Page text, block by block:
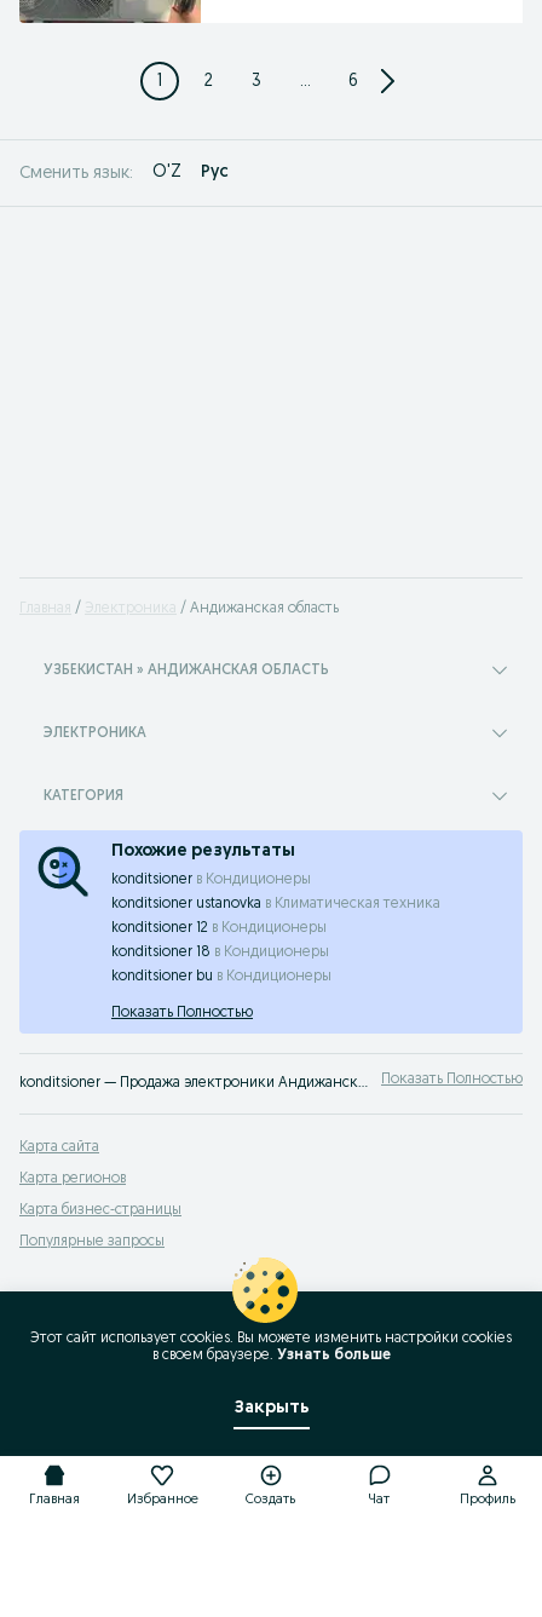
1 2 3 ... 6
Сменить язык: O'Z Рус
Главная Электроника Андижанская область
УЗБЕКИСТАН » АНДИЖАНСКАЯ ОБЛАСТЬ
ЭЛЕКТРОНИКА
КАТЕГОРИЯ
Похожие результаты
konditsioner в Кондиционеры
konditsioner ustanovka в Климатическая техника
konditsioner 12 в Кондиционеры
konditsioner 18 в Кондиционеры
konditsioner bu в Кондиционеры
Показать Полностью
konditsioner — Продажа электроники Андижанская область ✔️ Большой выбор новых и б/у смартфонов, наушников и аксессуаров по выгодным ценам ☝ Проверенные предложения на OLX.uz Показать Полностью
Карта сайта
Карта регионов
Карта бизнес-страницы
Популярные запросы
Главная Избранное Создать Чат Профиль
Этот сайт использует cookies. Вы можете изменить настройки cookies
в своeм браузере. Узнать больше
Закрыть